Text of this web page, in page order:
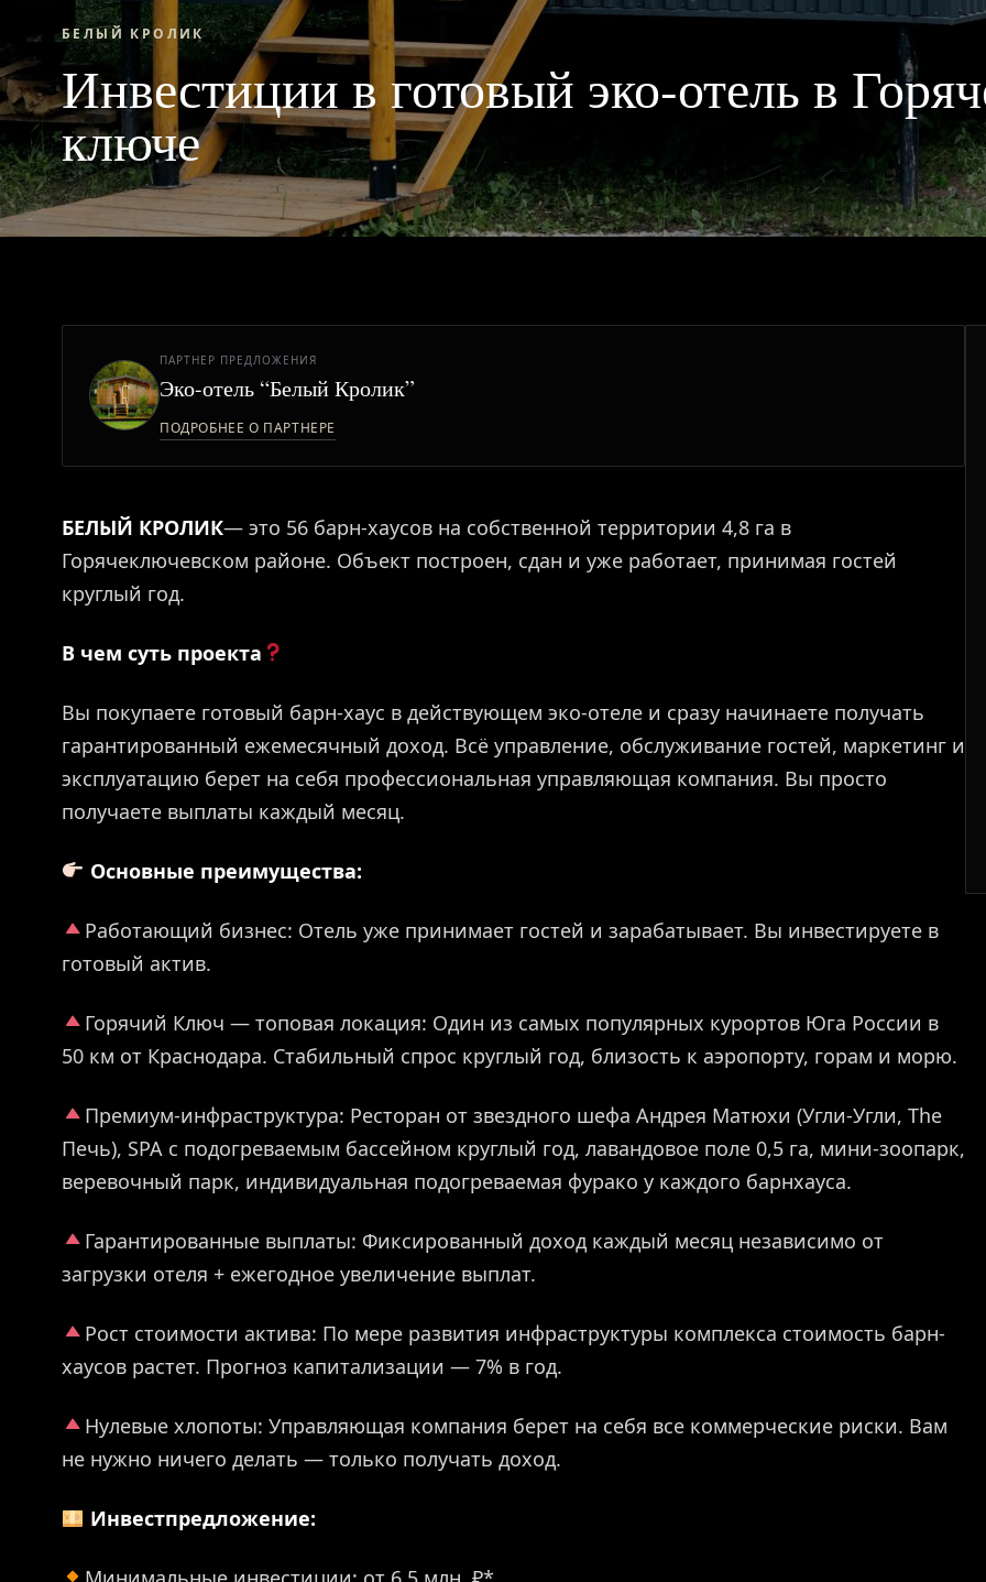
БЕЛЫЙ КРОЛИК
Инвестиции в готовый эко-отель в
ключе
ПАРТНЕР ПРЕДЛОЖЕНИЯ
Эко-отель “Белый Кролик”
ПОДРОБНЕЕ О ПАРТНЕРЕ
БЕЛЫЙ КРОЛИК— это 56 барн-хаусов на собственной территории 4,8 га в
Горячеключевском районе. Объект построен, сдан и уже работает, принимая гостей
круглый год.
В чем суть проекта
Вы покупаете готовый барн-хаус в действующем эко-отеле и сразу начинаете получать
гарантированный ежемесячный доход. Всё управление, обслуживание гостей, маркетинг и
эксплуатацию берет на себя профессиональная управляющая компания. Вы просто
получаете выплаты каждый месяц.
Основные преимущества:
Работающий бизнес: Отель уже принимает гостей и зарабатывает. Вы инвестируете в
готовый актив.
Горячий Ключ — топовая локация: Один из самых популярных курортов Юга России в
50 км от Краснодара. Стабильный спрос круглый год, близость к аэропорту, горам и морю.
Премиум-инфраструктура: Ресторан от звездного шефа Андрея Матюхи (Угли-Угли, The
Печь), SPA с подогреваемым бассейном круглый год, лавандовое поле 0,5 га, мини-зоопарк,
веревочный парк, индивидуальная подогреваемая фурако у каждого барнхауса.
Гарантированные выплаты: Фиксированный доход каждый месяц независимо от
загрузки отеля + ежегодное увеличение выплат.
Рост стоимости актива: По мере развития инфраструктуры комплекса стоимость барн-
хаусов растет. Прогноз капитализации — 7% в год.
Нулевые хлопоты: Управляющая компания берет на себя все коммерческие риски. Вам
не нужно ничего делать — только получать доход.
Инвестпредложение: